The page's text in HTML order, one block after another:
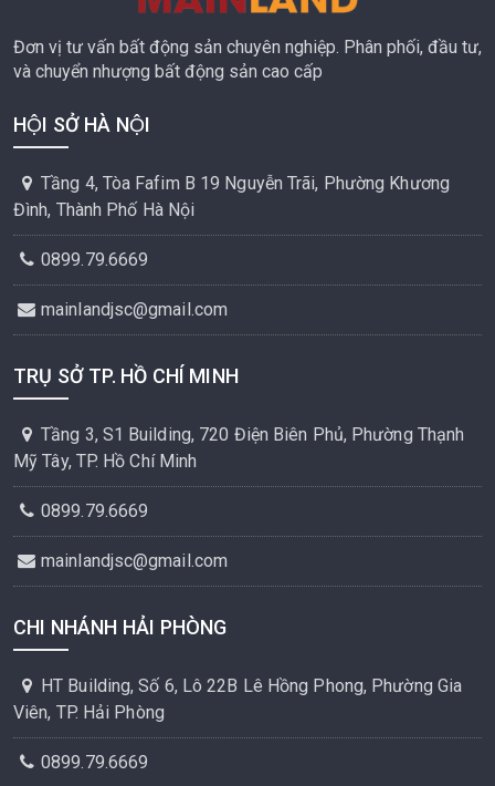
Đơn vị tư vấn bất động sản chuyên nghiệp. Phân phối, đầu tư,
và chuyển nhượng bất động sản cao cấp
HỘI SỞ HÀ NỘI
Tầng 4, Tòa Fafim B 19 Nguyễn Trãi, Phường Khương
Đình, Thành Phố Hà Nội
0899.79.6669
mainlandjsc@gmail.com
TRỤ SỞ TP. HỒ CHÍ MINH
Tầng 3, S1 Building, 720 Điện Biên Phủ, Phường Thạnh
Mỹ Tây, TP. Hồ Chí Minh
0899.79.6669
mainlandjsc@gmail.com
CHI NHÁNH HẢI PHÒNG
HT Building, Số 6, Lô 22B Lê Hồng Phong, Phường Gia
Viên, TP. Hải Phòng
0899.79.6669